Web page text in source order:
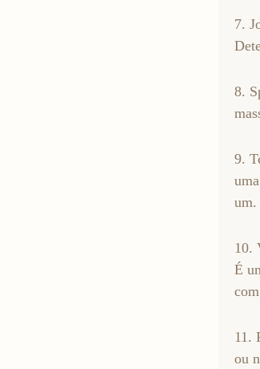
7.
8.
9.
um.
10.
É
11.
ou